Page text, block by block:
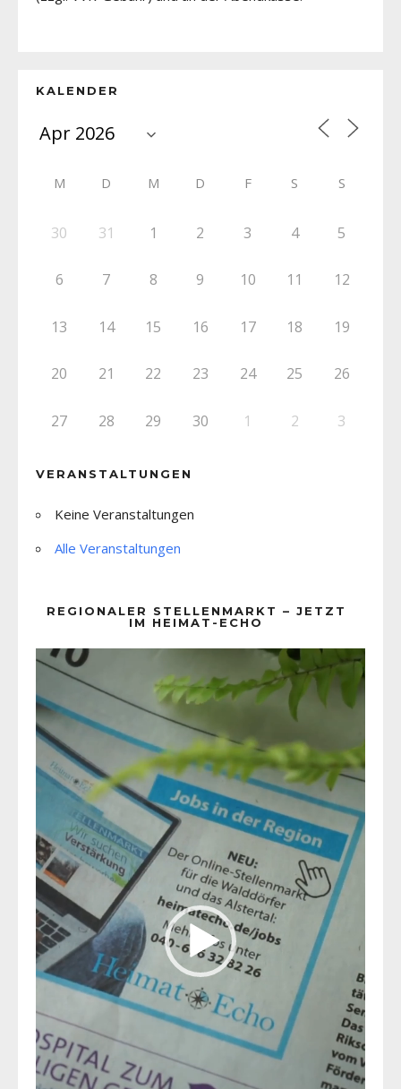
KALENDER
M D M D F S S
30 31 1 2 3 4 5
6 7 8 9 10 11 12
13 14 15 16 17 18 19
20 21 22 23 24 25 26
27 28 29 30 1 2 3
VERANSTALTUNGEN
Keine Veranstaltungen
Alle Veranstaltungen
REGIONALER STELLENMARKT – JETZT
IM HEIMAT-ECHO
Player